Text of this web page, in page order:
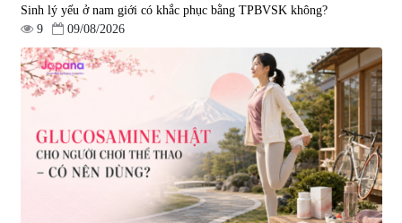
Viên uống phòng ngừa đột quỵ,
tai biến Nattokinase Nano
Premium 120 viên
2.290.000 đ
Sinh lý yếu ở nam giới có khắc phục bằng TPBVSK không?
9
09/08/2026